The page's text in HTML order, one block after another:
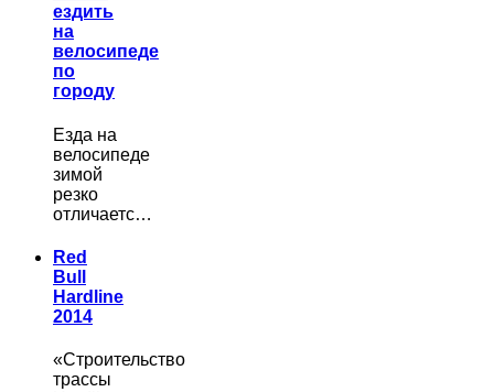
ездить
на
велосипеде
по
городу
Езда на
велосипеде
зимой
резко
отличаетс…
Red
Bull
Hardline
2014
«Строительство
трассы